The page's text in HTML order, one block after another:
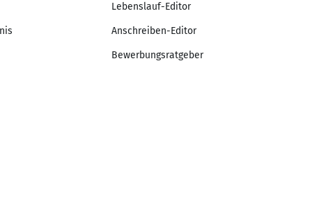
Lebenslauf-Editor
Anschreiben-Editor
Bewerbungsratgeber